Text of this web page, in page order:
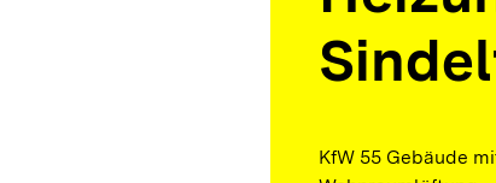
KfW 55 Gebäude